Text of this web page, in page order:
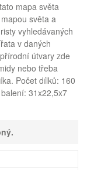
mapa světa
světa a
vyhledávaných
v daných
útvary zde
nebo třeba
Počet dílků: 160
31x22,5x7